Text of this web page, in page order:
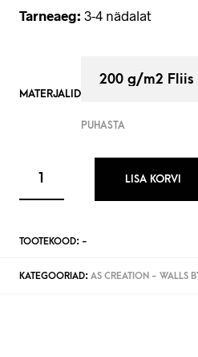
Tarneaeg: 3-4 nädalat
MATERJALID
PUHASTA
LISA KORVI
TOOTEKOOD: -
KATEGOORIAD: AS CREATION - WALLS